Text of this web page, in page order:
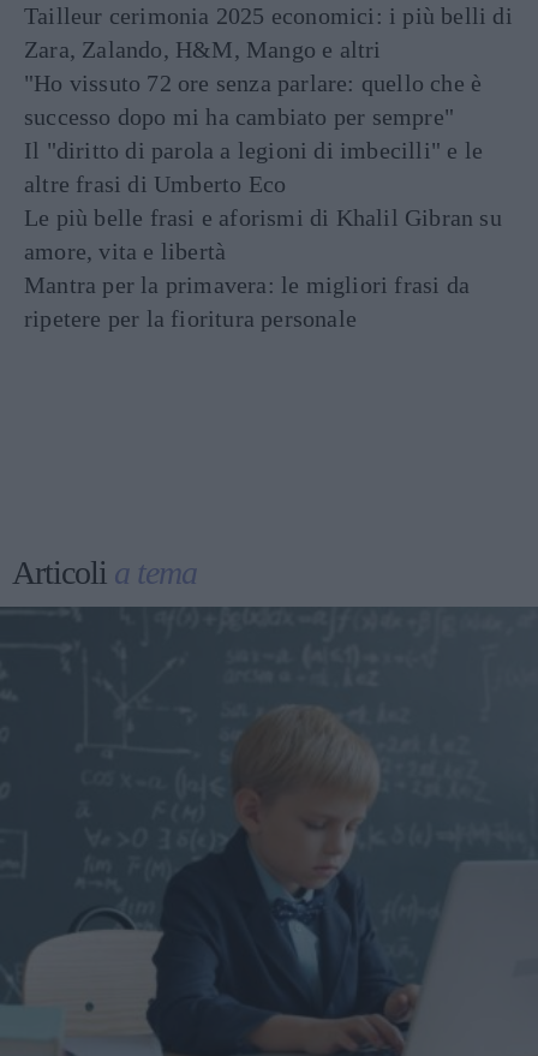
Tailleur cerimonia 2025 economici: i più belli di
Zara, Zalando, H&M, Mango e altri
"Ho vissuto 72 ore senza parlare: quello che è
successo dopo mi ha cambiato per sempre"
Il "diritto di parola a legioni di imbecilli" e le
altre frasi di Umberto Eco
Le più belle frasi e aforismi di Khalil Gibran su
amore, vita e libertà
Mantra per la primavera: le migliori frasi da
ripetere per la fioritura personale
Articoli a tema